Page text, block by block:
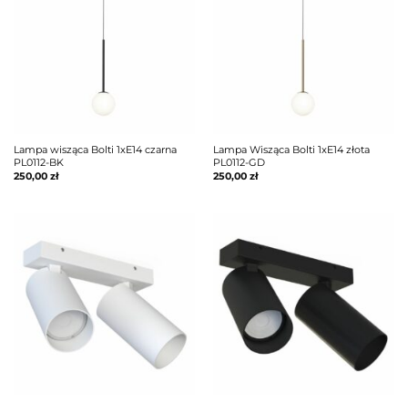
Lampa wisząca Bolti 1xE14 czarna
PL0112-BK
250,00 zł
Lampa Wisząca Bolti 1xE14 złota
PL0112-GD
250,00 zł